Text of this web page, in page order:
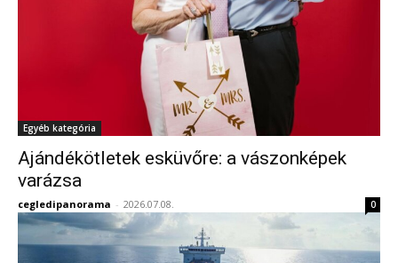
Egyéb kategória
Ajándékötletek esküvőre: a vászonképek
varázsa
cegledipanorama - 2026.07.08. 0